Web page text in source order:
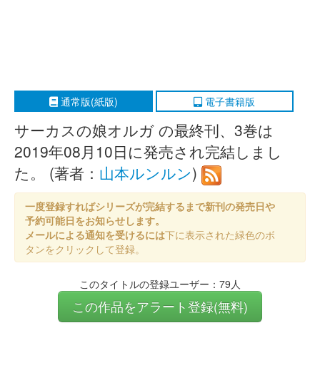
通常版(紙版) 電子書籍版
サーカスの娘オルガ の最終刊、3巻は
2019年08月10日に発売され完結しまし
た。 (著者： 山本ルンルン)
一度登録すればシリーズが完結するまで新刊の発売日や
予約可能日をお知らせします。
メールによる通知を受けるには下に表示された緑色のボ
タンをクリックして登録。
このタイトルの登録ユーザー：79人
この作品をアラート登録(無料)